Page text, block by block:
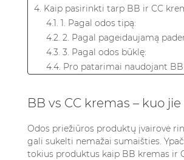
4. Kaip pasirinkti tarp BB ir CC
4.1. 1. Pagal odos tipą:
4.2. 2. Pagal pageidaujamą
4.3. 3. Pagal odos būklę:
4.4. Pro patarimai naudojant
5. Dažniausiai užduodami
CC kremus
5.1. Koks pagrindinis skirtumas
kremų?
5.2. Kuris geriau tinka
BB vs CC kremas – kuo
Odos priežiūros produktų įvairovė
gali sukelti nemažai sumaišties.
tokius produktus kaip BB kremas ir